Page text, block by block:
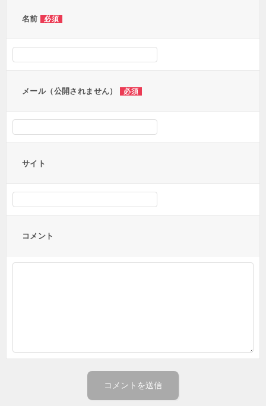
名前 必須
メール（公開されません） 必須
サイト
コメント